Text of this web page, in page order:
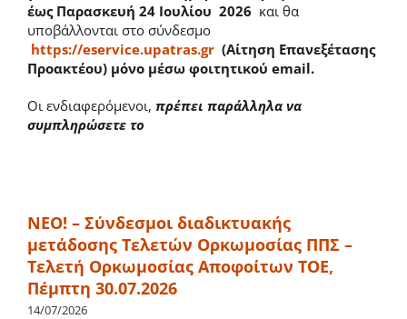
έως Παρασκευή 24 Ιουλίου 2026 και θα
υποβάλλονται στο σύνδεσμο
https://eservice.upatras.gr(Αίτηση Επανεξέτασης
Προακτέου) μόνο μέσω φοιτητικού email.
Οι ενδιαφερόμενοι, πρέπει παράλληλα να
συμπληρώσετε το
ΝΕΟ! – Σύνδεσμοι διαδικτυακής
μετάδοσης Τελετών Ορκωμοσίας ΠΠΣ –
Τελετή Ορκωμοσίας Αποφοίτων ΤΟΕ,
Πέμπτη 30.07.2026
14/07/2026